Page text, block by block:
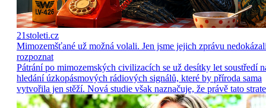
21stoleti.cz
Mimozemšťané už možná volali. Jen jsme jejich zprávu
rozpoznat
Pátrání po mimozemských civilizacích se už desítky let soustředí
hledání úzkopásmových rádiových signálů, které by příroda sama
vytvořila jen stěží. Nová studie však naznačuje, že právě tato strate